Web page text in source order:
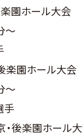
楽園ホール大会
～
楽園ホール大会
～
手
・後楽園ホール